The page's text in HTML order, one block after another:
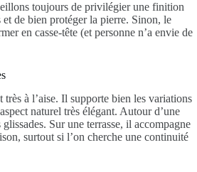
toujours de privilégier une finition
et de bien protéger la pierre. Sinon, le
en casse-tête (et personne n’a envie de
très à l’aise. Il supporte bien les variations
naturel très élégant. Autour d’une
Sur une terrasse, il accompagne
surtout si l’on cherche une continuité